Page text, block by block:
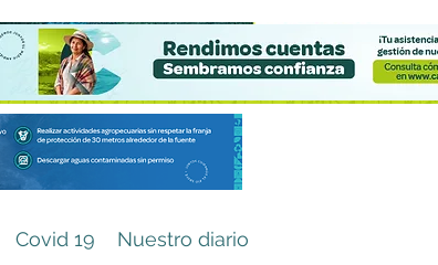
Covid 19 Nuestro diario